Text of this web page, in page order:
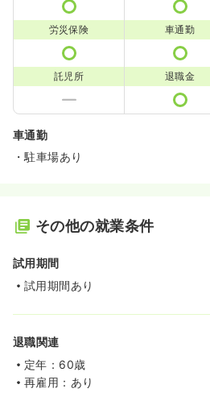
労災保険 車通勤
託児所 退職金
車通勤
・駐車場あり
その他の就業条件
試用期間
試用期間あり
退職関連
定年：60歳
再雇用：あり